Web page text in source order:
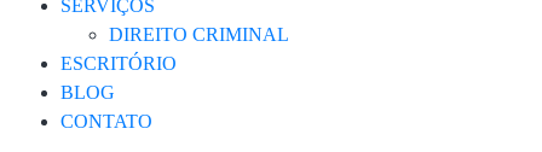
SERVIÇOS
DIREITO CRIMINAL
ESCRITÓRIO
BLOG
CONTATO